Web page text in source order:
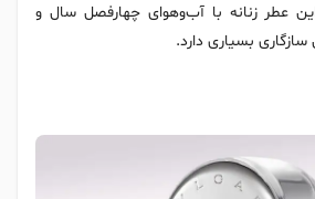
عطر زنانه با آب‌وهوای چهارفصل سال و
بسیاری دارد.